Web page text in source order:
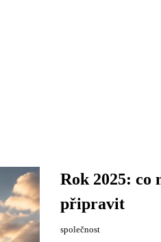
Rok 2025: co
připravit
společnost